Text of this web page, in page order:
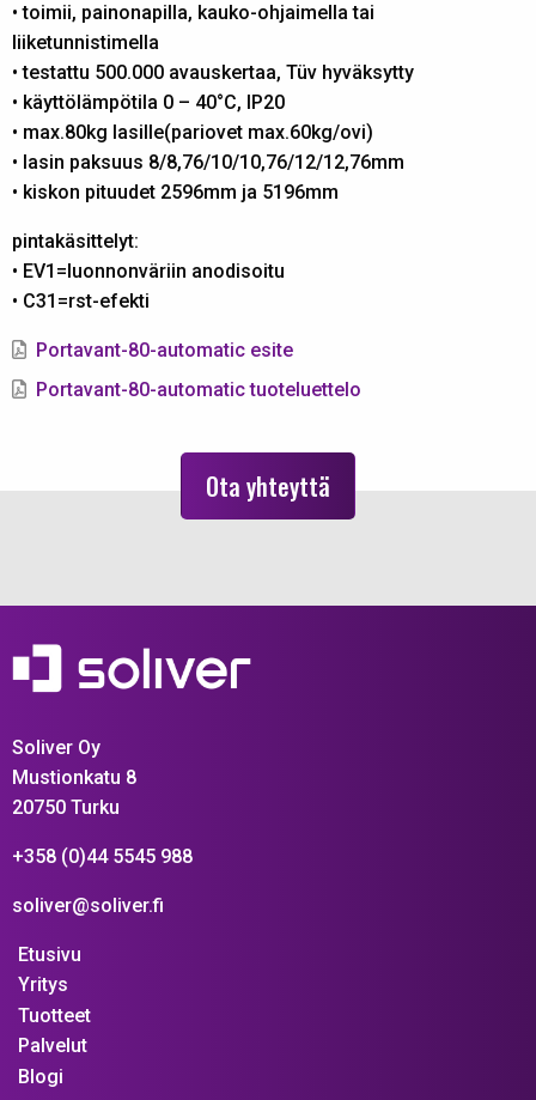
• toimii, painonapilla, kauko-ohjaimella tai
liiketunnistimella
• testattu 500.000 avauskertaa, Tüv hyväksytty
• käyttölämpötila 0 – 40°C, IP20
• max.80kg lasille(pariovet max.60kg/ovi)
• lasin paksuus 8/8,76/10/10,76/12/12,76mm
• kiskon pituudet 2596mm ja 5196mm
pintakäsittelyt:
• EV1=luonnonväriin anodisoitu
• C31=rst-efekti
Portavant-80-automatic esite
Portavant-80-automatic tuoteluettelo
Ota yhteyttä
Soliver Oy
Mustionkatu 8
20750 Turku
+358 (0)44 5545 988
soliver@soliver.fi
Etusivu
Yritys
Tuotteet
Palvelut
Blogi